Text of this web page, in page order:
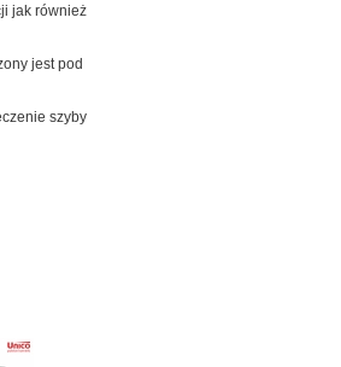
jak również
jest pod
szyby